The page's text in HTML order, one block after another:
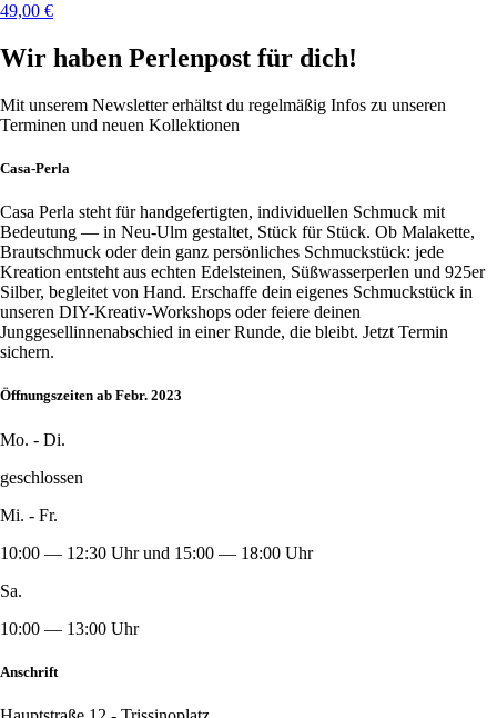
49,00 €
Wir haben Perlenpost für dich!
Mit unserem Newsletter erhältst du regelmäßig Infos zu unseren
Terminen und neuen Kollektionen
Casa-Perla
Casa Perla steht für handgefertigten, individuellen Schmuck mit
Bedeutung — in Neu-Ulm gestaltet, Stück für Stück. Ob Malakette,
Brautschmuck oder dein ganz persönliches Schmuckstück: jede
Kreation entsteht aus echten Edelsteinen, Süßwasserperlen und 925er
Silber, begleitet von Hand. Erschaffe dein eigenes Schmuckstück in
unseren DIY-Kreativ-Workshops oder feiere deinen
Junggesellinnenabschied in einer Runde, die bleibt. Jetzt Termin
sichern.
Öffnungszeiten ab Febr. 2023
Mo. - Di.
geschlossen
Mi. - Fr.
10:00 — 12:30 Uhr und 15:00 — 18:00 Uhr
Sa.
10:00 — 13:00 Uhr
Anschrift